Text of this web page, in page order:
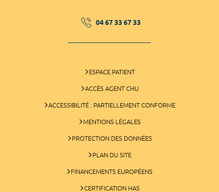
04 67 33 67 33
ESPACE PATIENT
ACCÈS AGENT CHU
ACCESSIBILITÉ : PARTIELLEMENT CONFORME
MENTIONS LÉGALES
PROTECTION DES DONNÉES
PLAN DU SITE
FINANCEMENTS EUROPÉENS
CERTIFICATION HAS